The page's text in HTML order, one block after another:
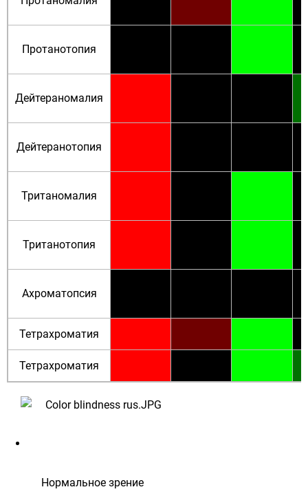
Протанотопия
Дейтераномалия
Дейтеранотопия
Тританомалия
Тританотопия
Ахроматопсия
Тетрахроматия
Тетрахроматия
Нормальное зрение